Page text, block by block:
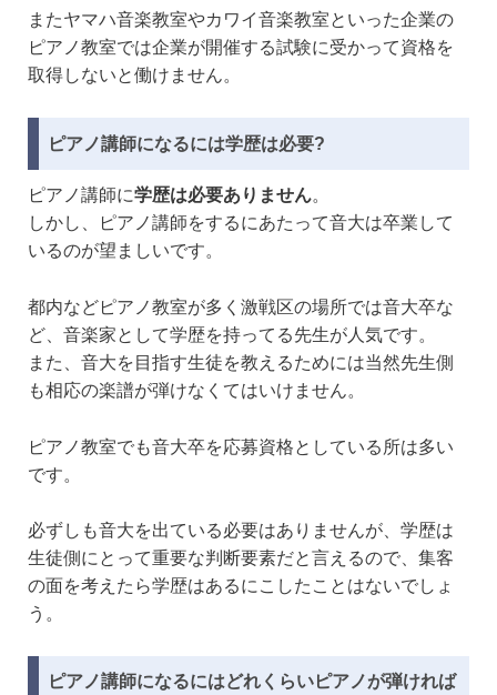
またヤマハ音楽教室やカワイ音楽教室といった企業の
ピアノ教室では企業が開催する試験に受かって資格を
取得しないと働けません。
ピアノ講師になるには学歴は必要?
ピアノ講師に学歴は必要ありません。
しかし、ピアノ講師をするにあたって音大は卒業して
いるのが望ましいです。
都内などピアノ教室が多く激戦区の場所では音大卒な
ど、音楽家として学歴を持ってる先生が人気です。
また、音大を目指す生徒を教えるためには当然先生側
も相応の楽譜が弾けなくてはいけません。
ピアノ教室でも音大卒を応募資格としている所は多い
です。
必ずしも音大を出ている必要はありませんが、学歴は
生徒側にとって重要な判断要素だと言えるので、集客
の面を考えたら学歴はあるにこしたことはないでしょ
う。
ピアノ講師になるにはどれくらいピアノが弾ければ